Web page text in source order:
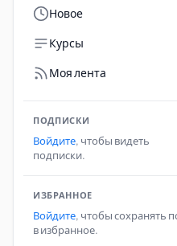
Новое
Курсы
Моя лента
ПОДПИСКИ
Войдите, чтобы видеть
подписки.
ИЗБРАННОЕ
Войдите, чтобы сохранять
в избранное.